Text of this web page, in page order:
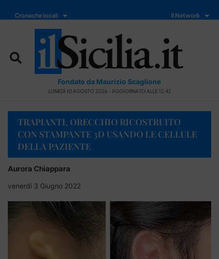
Cronache locali Il Network
Fondato da Maurizio Scaglione
LUNEDÌ 10 AGOSTO 2026 - AGGIORNATO ALLE 12:42
TRAPIANTI, ORECCHIO RICOSTRUITO
CON STAMPANTE 3D USANDO LE CELLULE
DELLA PAZIENTE
Aurora Chiappara
venerdì 3 Giugno 2022